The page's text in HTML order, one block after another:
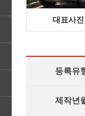
대표사진
등록유
제작년